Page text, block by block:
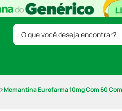
O que você deseja encontrar?
Memantina Eurofarma 10mg Com 60